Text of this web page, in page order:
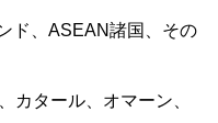
ド、ASEAN諸国、その
カタール、オマーン、